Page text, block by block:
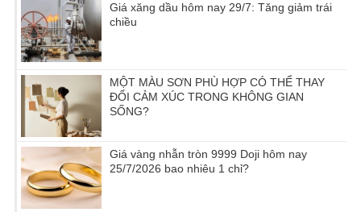
Giá xăng dầu hôm nay 29/7: Tăng giảm trái
chiều
MỘT MÀU SƠN PHÙ HỢP CÓ THỂ THAY
ĐỔI CẢM XÚC TRONG KHÔNG GIAN
SỐNG?
Giá vàng nhẫn tròn 9999 Doji hôm nay
25/7/2026 bao nhiêu 1 chỉ?